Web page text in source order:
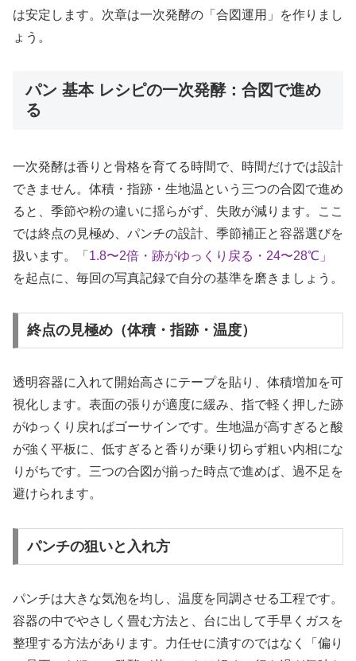
は安定します。次章は一次発酵の「合図運用」を作りまし
ょう。
パン 基本 レシピの一次発酵：合図で進め
る
一次発酵は香りと骨格を育てる時間で、時間だけでは設計
できません。体積・指跡・生地温という三つの合図で進め
ると、季節や粉の違いに揺らがず、失敗が減ります。ここ
では終点の見極め、パンチの設計、季節補正と容器選びを
扱います。
「1.8〜2倍・跡がゆっくり戻る・24〜28℃」
を起点に、毎回の写真記録で自分の基準を磨きましょう。
終点の見極め（体積・指跡・温度）
透明容器に入れて開始高さにテープを貼り、体積増加を可
視化します。表面の張りが適度に緩み、指で軽く押した跡
がゆっくり戻ればゴーサインです。生地温が高すぎると酸
が強く平板に、低すぎると香りが乗り切らず粗い内相にな
りがちです。三つの合図が揃った時点で進めば、過不足を
避けられます。
パンチの狙いと入れ方
パンチは大きな気泡を均し、温度を同調させる工程です。
容器の中でやさしく畳む方法と、台に出して手早くガスを
整理する方法があります。力任せに潰すのではなく「偏り